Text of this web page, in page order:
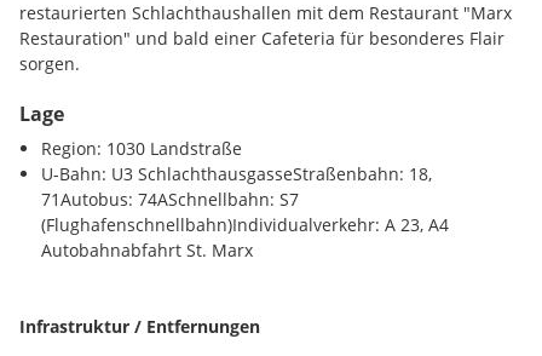
restaurierten Schlachthaushallen mit dem Restaurant "Marx
Restauration" und bald einer Cafeteria für besonderes Flair
sorgen.
Die Lage punktet mit optimaler Anbindung an Innenstadt und
Flughafen. Mieterspezifische Wünsche bei der
Bürogestaltung sind umsetzbar. Aufgrund der erhöhten
Raumhöhe von ca. 3 Metern sind die unteren
Geschossflächen für Laborflächen konzipiert.
Projekt auf ca. 40.000 m² erweitert werden. Die hochwertig
ausgestatteten Flächen bieten effiziente Nutzung, großzügige
Lage
Region: 1030 Landstraße
U-Bahn: U3 SchlachthausgasseStraßenbahn: 18,
71Autobus: 74ASchnellbahn: S7
(Flughafenschnellbahn)Individualverkehr: A 23, A4
Autobahnabfahrt St. Marx
Infrastruktur / Entfernungen